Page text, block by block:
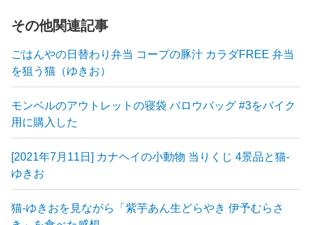
その他関連記事
ごはんやの日替わり弁当 コープの豚汁 カラダFREE 弁当
を狙う猫（ゆきお）
モンベルのアウトレットの寝袋 バロウバッグ #3をバイク
用に購入した
[2021年7月11日] カナヘイの小動物 当りくじ 4景品と猫-
ゆきお
猫-ゆきおを見ながら「紫芋あん生どらやき 伊予むらさ